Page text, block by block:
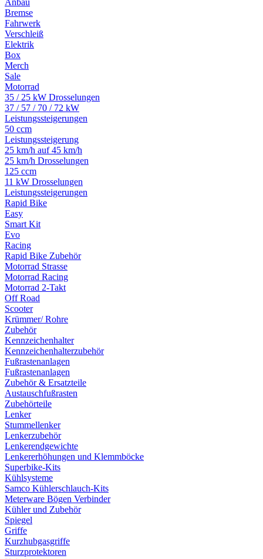
Anbau
Bremse
Fahrwerk
Verschleiß
Elektrik
Box
Merch
Sale
Motorrad
35 / 25 kW Drosselungen
37 / 57 / 70 / 72 kW
Leistungssteigerungen
50 ccm
Leistungssteigerung
25 km/h auf 45 km/h
25 km/h Drosselungen
125 ccm
11 kW Drosselungen
Leistungssteigerungen
Rapid Bike
Easy
Smart Kit
Evo
Racing
Rapid Bike Zubehör
Motorrad Strasse
Motorrad Racing
Motorrad 2-Takt
Off Road
Scooter
Krümmer/ Rohre
Zubehör
Kennzeichenhalter
Kennzeichenhalterzubehör
Fußrastenanlagen
Fußrastenanlagen
Zubehör & Ersatzteile
Austauschfußrasten
Zubehörteile
Lenker
Stummellenker
Lenkerzubehör
Lenkerendgewichte
Lenkererhöhungen und Klemmböcke
Superbike-Kits
Kühlsysteme
Samco Kühlerschlauch-Kits
Meterware Bögen Verbinder
Kühler und Zubehör
Spiegel
Griffe
Kurzhubgasgriffe
Sturzprotektoren